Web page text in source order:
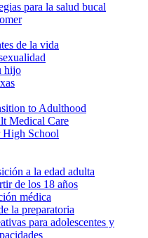
para la salud bucal
de la vida
hijo
to Adulthood
Medical Care
High School
a la edad adulta
de los 18 años
médica
la preparatoria
para adolescentes y